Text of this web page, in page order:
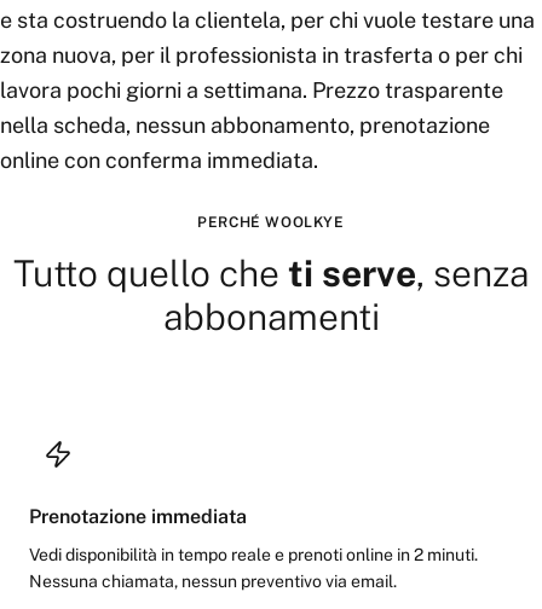
e sta costruendo la clientela, per chi vuole testare una
zona nuova, per il professionista in trasferta o per chi
lavora pochi giorni a settimana. Prezzo trasparente
nella scheda, nessun abbonamento, prenotazione
online con conferma immediata.
PERCHÉ WOOLKYE
Tutto quello che ti serve, senza
abbonamenti
Prenotazione immediata
Vedi disponibilità in tempo reale e prenoti online in 2 minuti.
Nessuna chiamata, nessun preventivo via email.